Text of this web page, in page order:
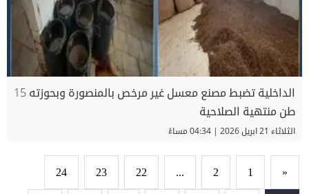
الداخلية تضبط مصنع معسل غير مرخص بالمنصورة وبحوزته 15
طن منتهية الصلاحية
الثلاثاء 21 ابريل 2026 | 04:34 مساءً
«
1
2
...
22
23
24